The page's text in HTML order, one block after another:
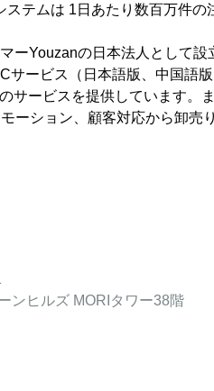
テムは 1日あたり数百万件の
Youzanの日本法人として
ービス（日本語版、中国語
サービスを提供しています。
ション、顧客対応から卸売
ンヒルズ MORIタワー38階